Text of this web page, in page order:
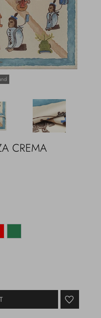
CREMA